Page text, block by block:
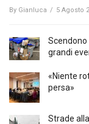
By Gianluca / 5 Agosto
grandi
«Niente
persa»
Strade